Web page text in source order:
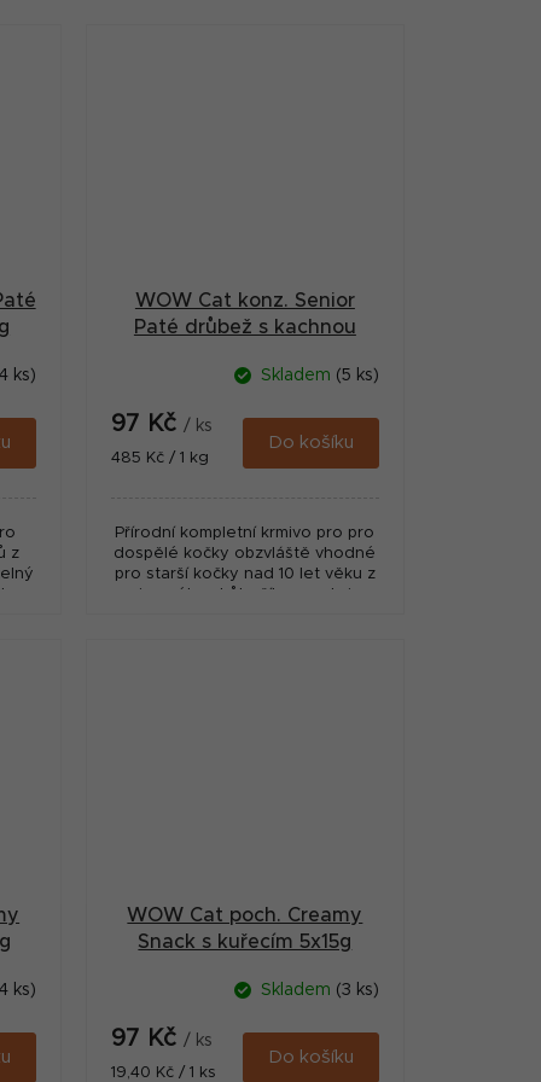
ks)
z
WOW Cat konz. Senior
Paté drůbež s kachnou
Skladem (5 ks)
97 Kč / ks
Měrná
485 Kč / 1 kg
Do košíku
Přírodní kompletní krmivo pro pro
dospělé kočky obzvláště vhodné
pro starší kočky nad 10 let věku z
jemného drůbežího a velmi
ks)
WOW Cat poch. Creamy
Snack s kuřecím 5x15g
Skladem (3 ks)
97 Kč / ks
Měrná
19,40 Kč / 1 ks
Do košíku